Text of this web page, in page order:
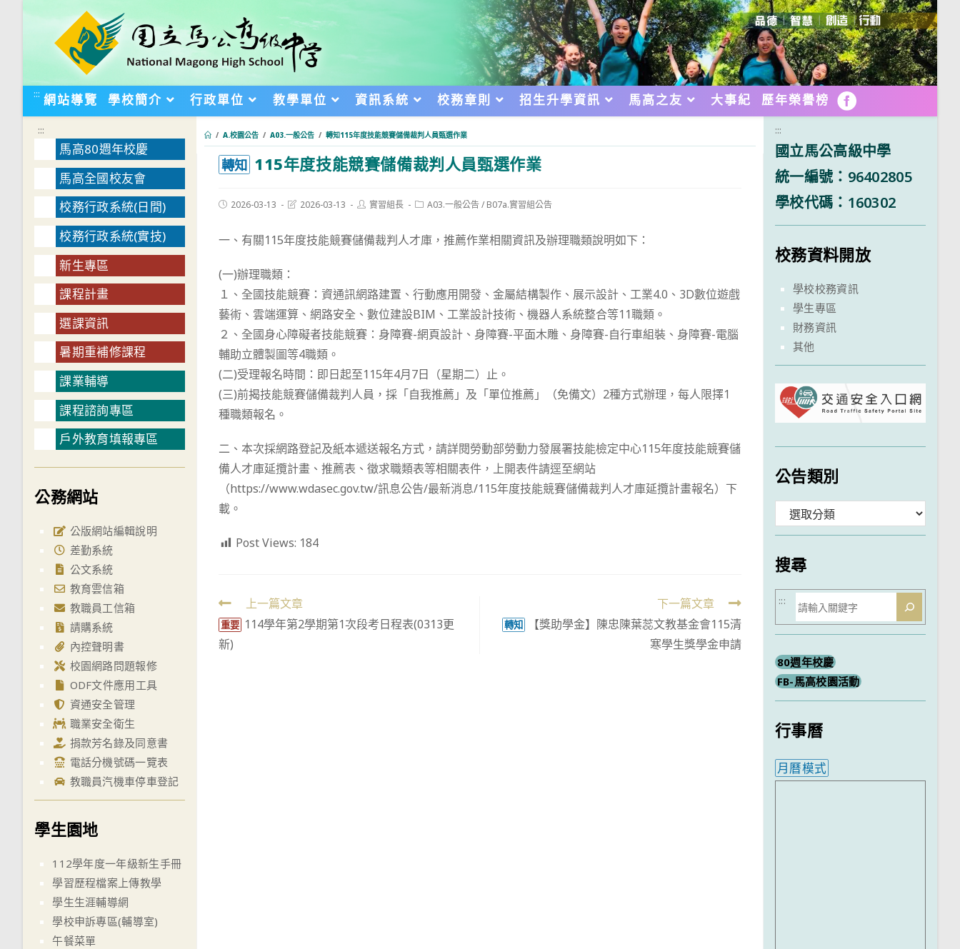
::: 網站導覽 學校簡介 行政單位 教學單位 資訊系統 校務章則 招生升學資訊 馬高之友 大事紀 歷年榮譽榜 FB
/ A.校園公告 / A03.一般公告 / 轉知115年度技能競賽儲備裁判人員甄選作業
轉知 115年度技能競賽儲備裁判人員甄選作業
Post2026-03-13
Post2026-03-13
Post實習組長
PostA03.一般公告/ B07a.實習組公告
一、有關115年度技能競賽儲備裁判人才庫，推薦作業相關資訊及辦理職類說明如下：
(一)辦理職類：
１、全國技能競賽：資通訊網路建置、行動應用開發、金屬結構製作、展示設計、工業4.0、3D數位遊戲
藝術、雲端運算、網路安全、數位建設BIM、工業設計技術、機器人系統整合等11職類。
２、全國身心障礙者技能競賽：身障賽-網頁設計、身障賽-平面木雕、身障賽-自行車組裝、身障賽-電腦
輔助立體製圖等4職類。
(二)受理報名時間：即日起至115年4月7日（星期二）止。
(三)前揭技能競賽儲備裁判人員，採「自我推薦」及「單位推薦」（免備文）2種方式辦理，每人限擇1
種職類報名。
二、本次採網路登記及紙本遞送報名方式，請詳閱勞動部勞動力發展署技能檢定中心115年度技能競賽儲
備人才庫延攬計畫、推薦表、徵求職類表等相關表件，上開表件請逕至網站
（https://www.wdasec.gov.tw/訊息公告/最新消息/115年度技能競賽儲備裁判人才庫延攬計畫報名）下
載。
Post Views: 184
Read
more
articles
上一篇文章
重要 114學年第2學期第1次段考日程表(0313更
新)
下一篇文章
轉知
【獎助學金】陳忠陳葉蕊文教基金會115清
寒學生獎學金申請
:::
馬高80週年校慶
馬高全國校友會
校務行政系統(日間)
校務行政系統(實技)
新生專區
課程計畫
選課資訊
暑期重補修課程
課業輔導
課程諮詢專區
戶外教育填報專區
公務網站
公版網站編輯說明
差勤系統
公文系統
教育雲信箱
教職員工信箱
請購系統
內控聲明書
校園網路問題報修
ODF文件應用工具
資通安全管理
職業安全衛生
捐款芳名錄及同意書
電話分機號碼一覽表
教職員汽機車停車登記
學生園地
112學年度一年級新生手冊
學習歷程檔案上傳教學
學生生涯輔導網
學校申訴專區(輔導室)
午餐菜單
:::
國立馬公高級中學
統一編號：96402805
學校代碼：160302
校務資料開放
學校校務資訊
學生專區
財務資訊
其他
公告類別
類
搜尋
搜
尋
:::
80週年校慶
FB-馬高校園活動
行事曆
月曆模式